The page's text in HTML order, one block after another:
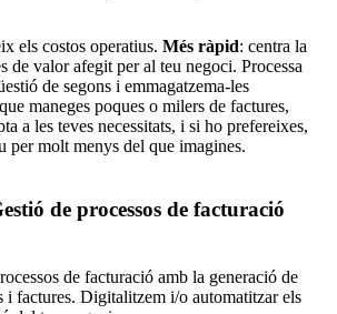
els costos operatius. Més ràpid: centra la
de valor afegit per al teu negoci. Processa
de segons i emmagatzema-les
maneges poques o milers de factures,
a les teves necessitats, i si ho prefereixes,
per molt menys del que imagines.
de processos de facturació
de facturació amb la generació de
i factures. Digitalitzem i/o automatitzar els